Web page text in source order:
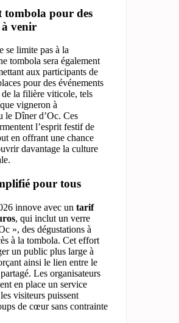
tombola pour des
à venir
se limite pas à la
tombola sera également
aux participants de
pour des événements
de la filière viticole, tels
vigneron à
le Dîner d’Oc. Ces
l’esprit festif de
en offrant une chance
davantage la culture
pour tous
innove avec un tarif
, qui inclut un verre
», des dégustations à
à la tombola. Cet effort
un public plus large à
ainsi le lien entre le
Les organisateurs
en place un service
visiteurs puissent
de cœur sans contrainte